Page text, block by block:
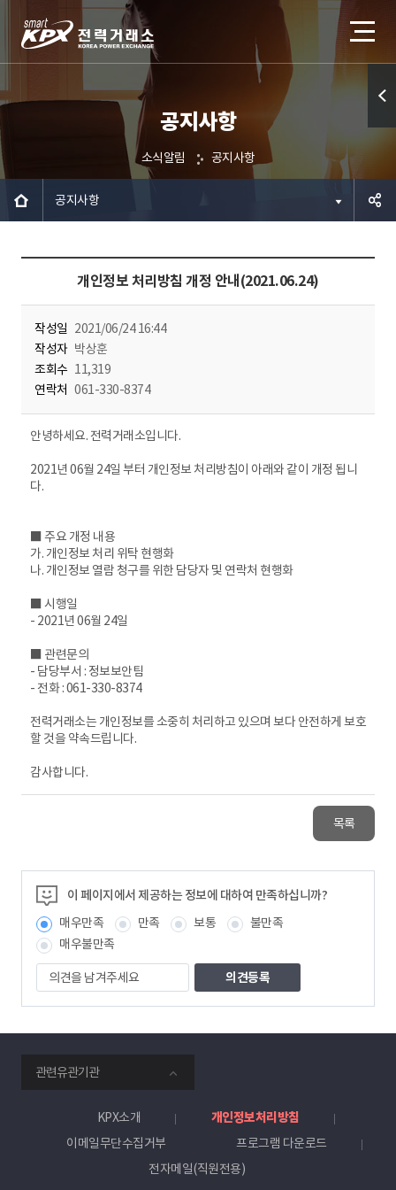
공지사항
소식알림 공지사항
공지사항
개인정보 처리방침 개정 안내(2021.06.24)
작성일 2021/06/24 16:44
작성자 박상훈
조회수 11,319
연락처 061-330-8374
안녕하세요. 전력거래소입니다.
2021년 06월 24일 부터 개인정보 처리방침이 아래와 같이 개정 됩니
다.
■ 주요 개정 내용
가. 개인정보 처리 위탁 현행화
나. 개인정보 열람 청구를 위한 담당자 및 연락처 현행화
■ 시행일
- 2021년 06월 24일
■ 관련문의
- 담당부서 : 정보보안팀
- 전화 : 061-330-8374
전력거래소는 개인정보를 소중히 처리하고 있으며 보다 안전하게 보호
할 것을 약속드립니다.
감사합니다.
목록
이 페이지에서 제공하는 정보에 대하여 만족하십니까?
매우만족
만족 보통
불만족
매우불만족
의
견
을
겨
주
세
요
관련유관기관
KPX소개
개인정보처리방침
이메일무단수집거부
프로그램 다운로드
전자메일(직원전용)